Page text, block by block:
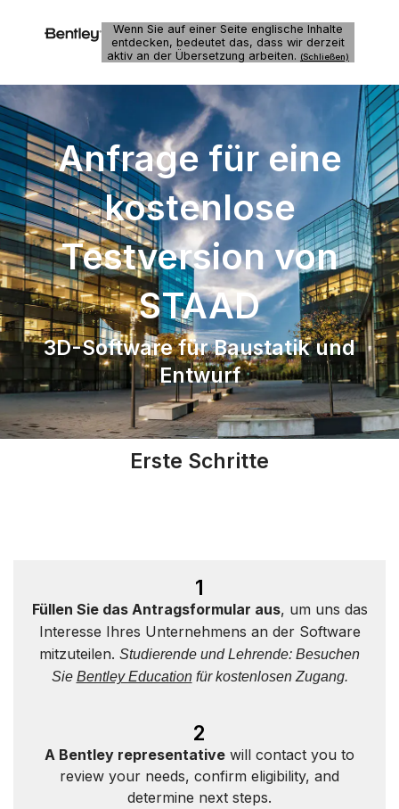
Wenn Sie auf einer Seite englische Inhalte
entdecken, bedeutet das, dass wir derzeit
aktiv an der Übersetzung arbeiten. (Schließen)
Anfrage für eine
kostenlose
Testversion von
STAAD
3D-Software für Baustatik und
Entwurf
Erste Schritte
1
Füllen Sie das Antragsformular aus, um uns das
Interesse Ihres Unternehmens an der Software
mitzuteilen. Studierende und Lehrende: Besuchen
Sie Bentley Educationfür kostenlosen Zugang.
2
A Bentley representative will contact you to
review your needs, confirm eligibility, and
determine next steps.